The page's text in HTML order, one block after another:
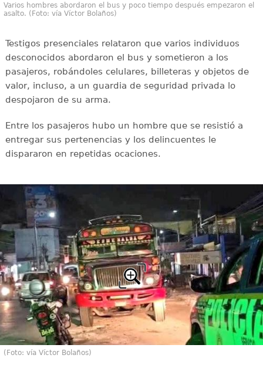
Varios hombres abordaron el bus y poco tiempo después empezaron el
asalto. (Foto: vía Víctor Bolaños)
Testigos presenciales relataron que varios individuos
desconocidos abordaron el bus y sometieron a los
pasajeros, robándoles celulares, billeteras y objetos de
valor, incluso, a un guardia de seguridad privada lo
despojaron de su arma.
Entre los pasajeros hubo un hombre que se resistió a
entregar sus pertenencias y los delincuentes le
dispararon en repetidas ocaciones.
(Foto: vía Víctor Bolaños)